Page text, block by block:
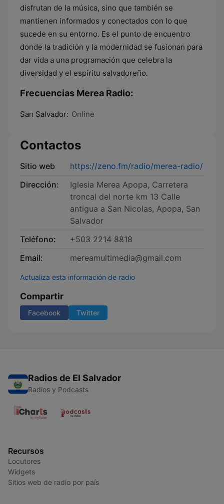
disfrutan de la música, sino que también se
mantienen informados y conectados con lo que
sucede en su entorno. Es el punto de encuentro
donde la tradición y la modernidad se fusionan para
dar vida a una programación que celebra la
diversidad y el espíritu salvadoreño.
Frecuencias Merea Radio:
San Salvador: Online
Contactos
Sitio web
https://zeno.fm/radio/merea-radio/
Dirección:
Iglesia Merea Apopa, Carretera
troncal del norte km 13 Calle
antigua a San Nicolas, Apopa, San
Salvador
Teléfono:
+503 2214 8818
Email:
mereamultimedia@gmail.com
Actualiza esta información de radio
Compartir
Facebook Twitter
Radios de El Salvador
Radios y Podcasts
Recursos
Locutores
Widgets
Sitios web de radio por país